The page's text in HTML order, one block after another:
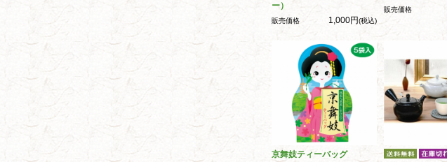
ー）
販売価格 1,000円(税込)
販売価格
京舞妓ティーバッグ